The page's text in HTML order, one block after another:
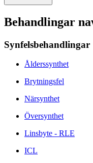
Behandlingar
Synfelsbehandlingar
Ålderssynthet
Brytningsfel
Närsynthet
Översynthet
Linsbyte - RLE
ICL